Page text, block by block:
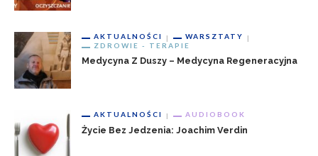
AKTUALNOŚCI
WARSZTATY
ZDROWIE - TERAPIE
Medycyna Z Duszy – Medycyna Regeneracyjna
AKTUALNOŚCI AUDIOBOOK
Życie Bez Jedzenia: Joachim Verdin